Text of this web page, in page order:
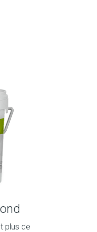
plus de